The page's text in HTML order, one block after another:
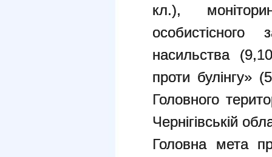
кл.),
особистісного
насильства
проти булінгу»
Головного
Чернігівській
Головна мета